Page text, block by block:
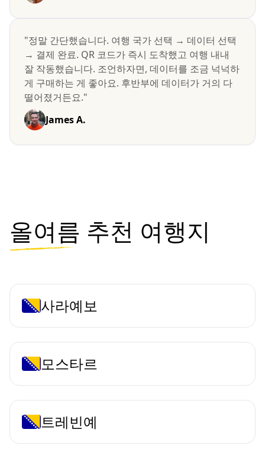
"정말 간단했습니다. 여행 국가 선택 → 데이터 선택
→ 결제 완료. QR 코드가 즉시 도착했고 여행 내내
잘 작동했습니다. 조언하자면, 데이터를 조금 넉넉하
게 구매하는 게 좋아요. 후반부에 데이터가 거의 다
떨어졌거든요."
James A.
올여름 추천 여행지
사라예보
모스타르
트레빈예